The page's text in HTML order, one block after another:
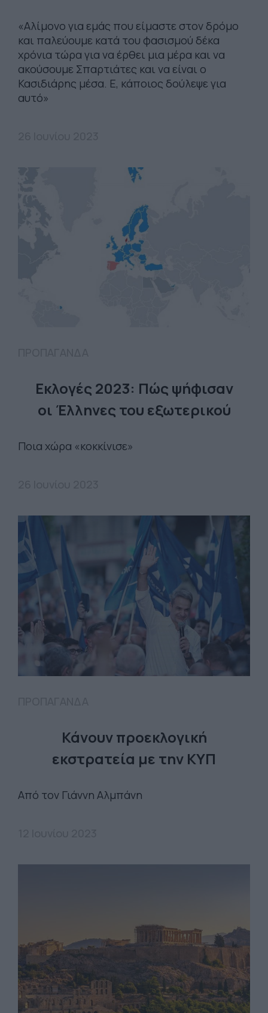
«Αλίμονο για εμάς που είμαστε στον δρόμο
και παλεύουμε κατά του φασισμού δέκα
χρόνια τώρα για να έρθει μια μέρα και να
ακούσουμε Σπαρτιάτες και να είναι ο
Κασιδιάρης μέσα. Ε, κάποιος δούλεψε για
αυτό»
Εκλογές 2023: Πώς ψήφισαν
οι Έλληνες του εξωτερικού
Ποια χώρα «κοκκίνισε»
Κάνουν προεκλογική
εκστρατεία με την ΚΥΠ
Από τον Γιάννη Αλμπάνη